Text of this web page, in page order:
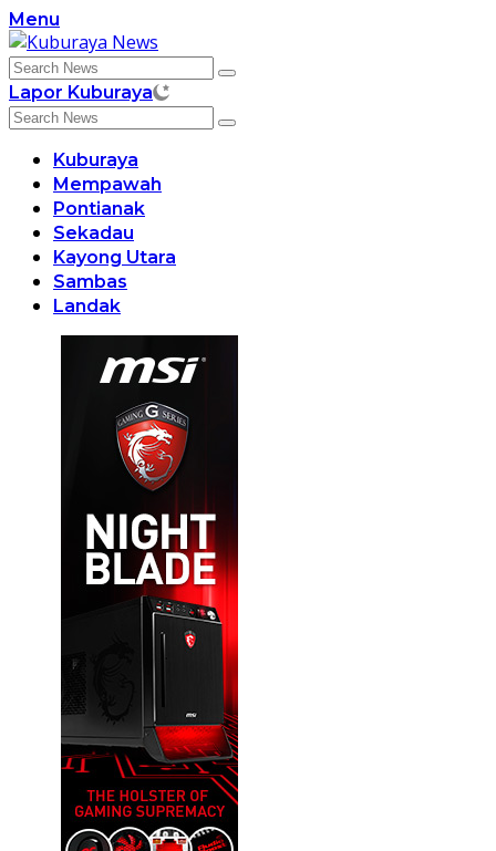
Skip
to
content
Menu
Lapor Kuburaya
Kuburaya
Mempawah
Pontianak
Sekadau
Kayong Utara
Sambas
Landak